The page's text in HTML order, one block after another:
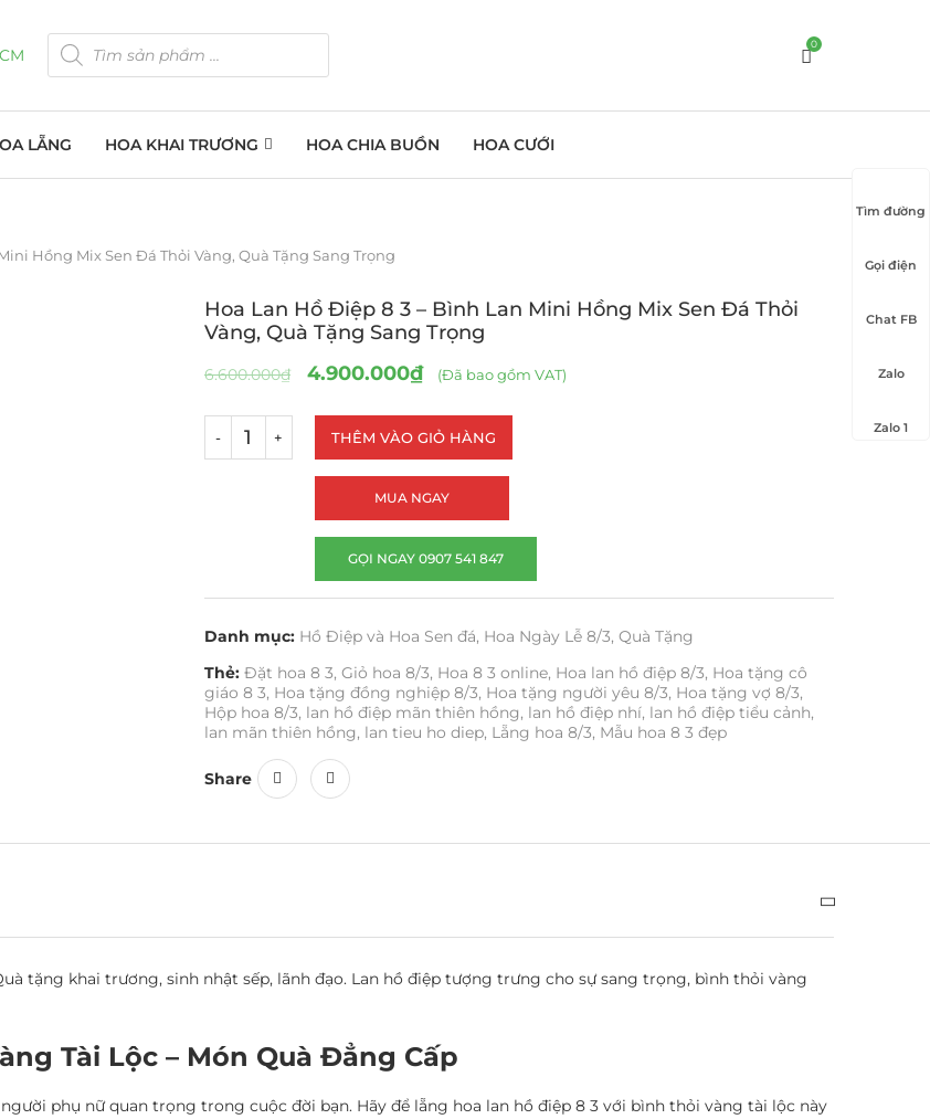
0
LẴNG HOA KHAI TRƯƠNG HOA CHIA BUỒN HOA CƯỚI
Hồng Mix Sen Đá Thỏi Vàng, Quà Tặng Sang Trọng
Hoa Lan Hồ Điệp 8 3 – Bình Lan Mini Hồng Mix Sen Đá Thỏi
Vàng, Quà Tặng Sang Trọng
6.600.000₫ 4.900.000₫ (Đã bao gồm VAT)
THÊM VÀO GIỎ HÀNG
MUA NGAY
GỌI NGAY 0907 541 847
Danh mục: Hồ Điệp và Hoa Sen đá, Hoa Ngày Lễ 8/3, Quà Tặng
Thẻ: Đặt hoa 8 3, Giỏ hoa 8/3, Hoa 8 3 online, Hoa lan hồ điệp 8/3, Hoa tặng cô
giáo 8 3, Hoa tặng đồng nghiệp 8/3, Hoa tặng người yêu 8/3, Hoa tặng vợ 8/3,
Hộp hoa 8/3, lan hồ điệp mãn thiên hồng, lan hồ điệp nhí, lan hồ điệp tiểu cảnh,
lan mãn thiên hồng, lan tieu ho diep, Lẵng hoa 8/3, Mẫu hoa 8 3 đẹp
Share
tặng khai trương, sinh nhật sếp, lãnh đạo. Lan hồ điệp tượng trưng cho sự sang trọng, bình thỏi vàng
Tài Lộc – Món Quà Đẳng Cấp
phụ nữ quan trọng trong cuộc đời bạn. Hãy để lẵng hoa lan hồ điệp 8 3 với bình thỏi vàng tài lộc này
Tìm đường
Gọi điện
Chat FB
Zalo
Zalo 1